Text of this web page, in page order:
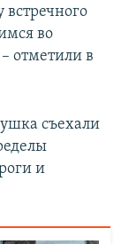
встречного
во
отметили в
съехали
и